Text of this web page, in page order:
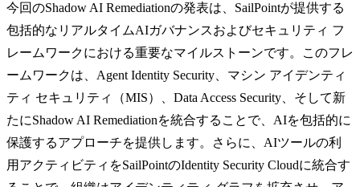
今回のShadow AI Remediationの発表は、SailPointが提供する
包括的なリアルタイムAIガバナンスおよびセキュリティ フ
レームワークにおける重要なマイルストーンです。このフレ
ームワークは、Agent Identity Security、マシン アイデンティ
ティ セキュリティ（MIS）、Data Access Security、そして新
たにShadow AI Remediationを統合することで、AIを包括的に
保護するアプローチを提供します。さらに、AIツールの利
用アクティビティをSailPointのIdentity Security Cloudに統合す